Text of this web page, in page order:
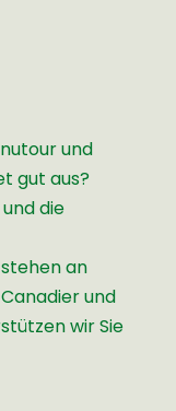
und
gut aus?
die
an
und
wir Sie